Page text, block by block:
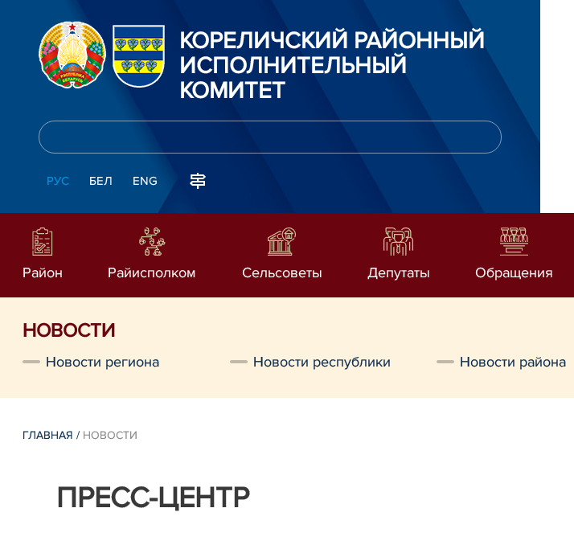
КОРЕЛИЧСКИЙ РАЙОННЫЙ
ИСПОЛНИТЕЛЬНЫЙ
КОМИТЕТ
РУС БЕЛ ENG
Район Райисполком Сельсоветы Депутаты Обращения
НОВОСТИ
Новости региона Новости республики Новости района
ГЛАВНАЯ / НОВОСТИ
ПРЕСС-ЦЕНТР